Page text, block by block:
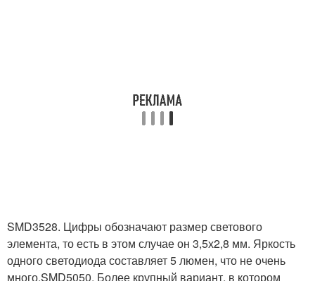
SMD3528. Цифры обозначают размер светового
элемента, то есть в этом случае он 3,5х2,8 мм. Яркость
одного светодиода составляет 5 люмен, что не очень
много.SMD5050. Более крупный вариант, в котором